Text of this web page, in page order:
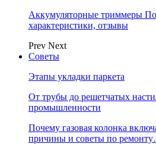
Аккумуляторные триммеры
характеристики, отзывы
Prev Next
Советы
Этапы укладки паркета
От трубы до решетчатых
промышленности
Почему газовая колонка
причины и советы по